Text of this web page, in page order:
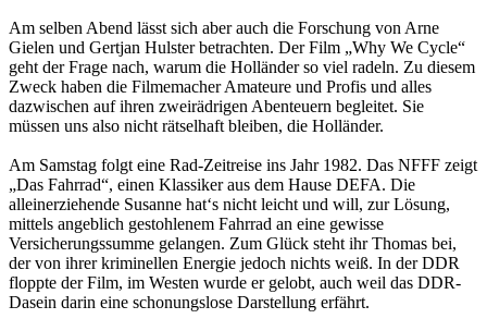
Am selben Abend lässt sich aber auch die Forschung von Arne
Gielen und Gertjan Hulster betrachten. Der Film „Why We Cycle“
geht der Frage nach, warum die Holländer so viel radeln. Zu diesem
Zweck haben die Filmemacher Amateure und Profis und alles
dazwischen auf ihren zweirädrigen Abenteuern begleitet. Sie
müssen uns also nicht rätselhaft bleiben, die Holländer.
Am Samstag folgt eine Rad-Zeitreise ins Jahr 1982. Das NFFF zeigt
„Das Fahrrad“, einen Klassiker aus dem Hause DEFA. Die
alleinerziehende Susanne hat‘s nicht leicht und will, zur Lösung,
mittels angeblich gestohlenem Fahrrad an eine gewisse
Versicherungssumme gelangen. Zum Glück steht ihr Thomas bei,
der von ihrer kriminellen Energie jedoch nichts weiß. In der DDR
floppte der Film, im Westen wurde er gelobt, auch weil das DDR-
Dasein darin eine schonungslose Darstellung erfährt.